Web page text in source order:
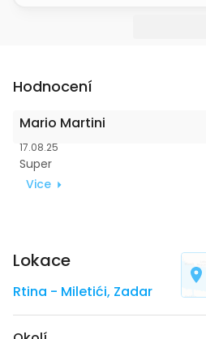
Hodnocení
Mario Martini
17.08.25
Super
Vice
Lokace
Rtina - Miletići, Zadar